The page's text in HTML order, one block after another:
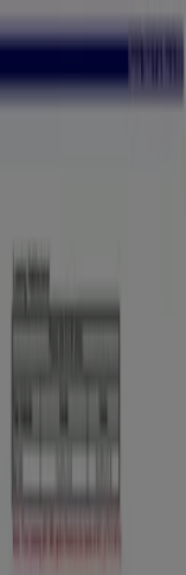
y
Perfumerías y
Deporte
Carros,
-